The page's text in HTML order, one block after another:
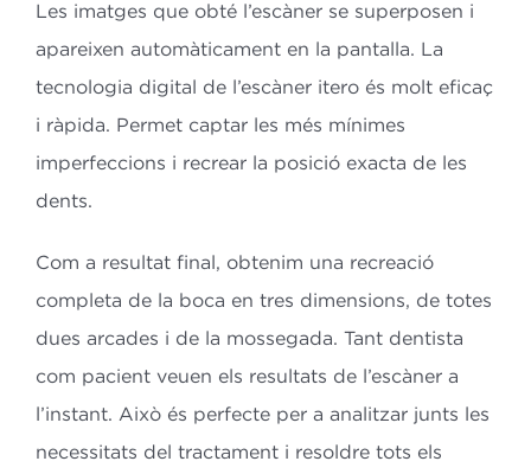
Les imatges que obté l’escàner se superposen i
apareixen automàticament en la pantalla. La
tecnologia digital de l’escàner itero és molt eficaç
i ràpida. Permet captar les més mínimes
imperfeccions i recrear la posició exacta de les
dents.
Com a resultat final, obtenim una recreació
completa de la boca en tres dimensions, de totes
dues arcades i de la mossegada. Tant dentista
com pacient veuen els resultats de l’escàner a
l’instant. Això és perfecte per a analitzar junts les
necessitats del tractament i resoldre tots els